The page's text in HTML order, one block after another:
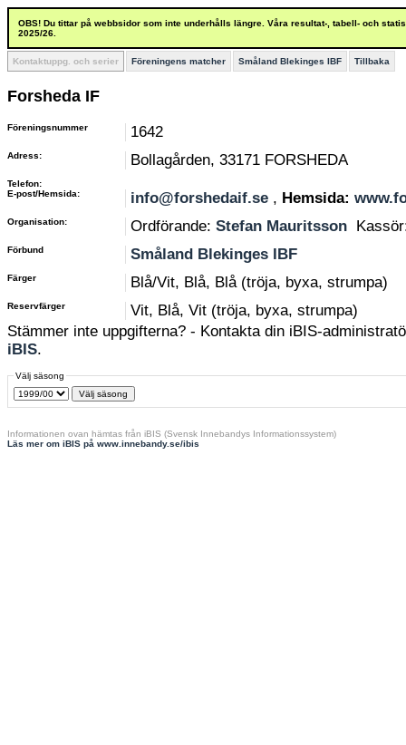
OBS! Du tittar på webbsidor som inte underhålls längre. Våra resultat-, tabell- och
2025/26.
Kontaktuppg. och serier Föreningens matcher Småland Blekinges IBF Tillbaka
Forsheda IF
Föreningsnummer 1642
Adress: Bollagården, 33171 FORSHEDA
Telefon:
E-post/Hemsida:
info@forshedaif.se , Hemsida:
Organisation: Ordförande: Stefan Mauritsson
Förbund Småland Blekinges IBF
Färger Blå/Vit, Blå, Blå (tröja, byxa, strumpa)
Reservfärger
Vit, Blå, Vit (tröja, byxa, strumpa)
Stämmer inte uppgifterna? - Kontakta din iBIS-
iBIS.
Välj säsong
Informationen ovan hämtas från iBIS (Svensk Innebandys Informationssystem)
Läs mer om iBIS på www.innebandy.se/ibis